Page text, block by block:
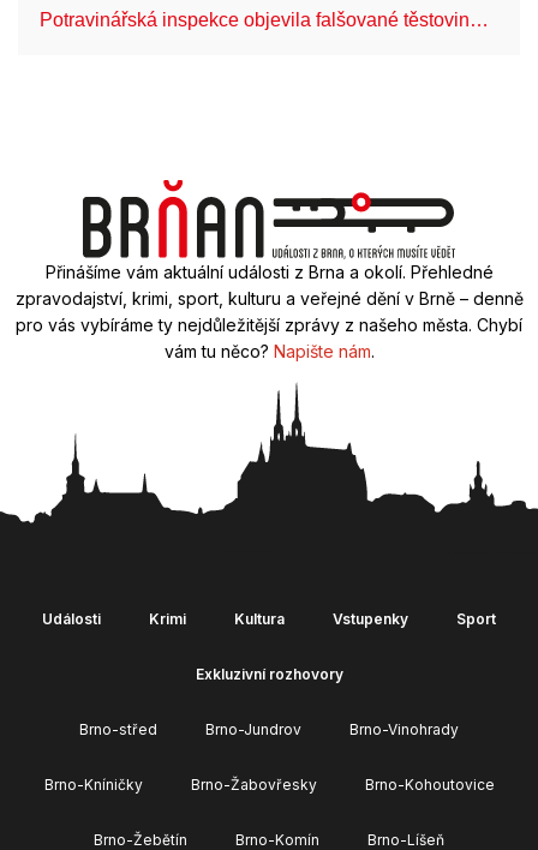
Potravinářská inspekce objevila falšované těstovin…
Přinášíme vám aktuální události z Brna a okolí. Přehledné
zpravodajství, krimi, sport, kulturu a veřejné dění v Brně – denně
pro vás vybíráme ty nejdůležitější zprávy z našeho města. Chybí
vám tu něco? Napište nám.
Události Krimi Kultura Vstupenky Sport
Exkluzivní rozhovory
Brno-střed Brno-Jundrov Brno-Vinohrady
Brno-Kníničky Brno-Žabovřesky Brno-Kohoutovice
Brno-Žebětín Brno-Komín Brno-Líšeň